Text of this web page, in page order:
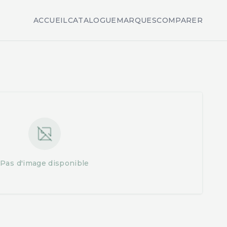
ACCUEILCATALOGUEMARQUESCOMPARER
Pas d'image disponible